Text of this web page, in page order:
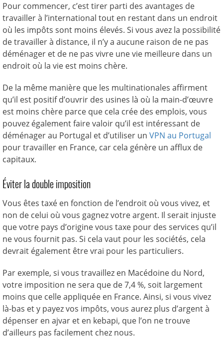
Pour commencer, c’est tirer parti des avantages de
travailler à l’international tout en restant dans un endroit
où les impôts sont moins élevés. Si vous avez la possibilité
de travailler à distance, il n’y a aucune raison de ne pas
déménager et de ne pas vivre une vie meilleure dans un
endroit où la vie est moins chère.
De la même manière que les multinationales affirment
qu’il est positif d’ouvrir des usines là où la main-d’œuvre
est moins chère parce que cela crée des emplois, vous
pouvez également faire valoir qu’il est intéressant de
déménager au Portugal et d’utiliser un VPN au Portugal
pour travailler en France, car cela génère un afflux de
capitaux.
Éviter la double imposition
Vous êtes taxé en fonction de l’endroit où vous vivez, et
non de celui où vous gagnez votre argent. Il serait injuste
que votre pays d’origine vous taxe pour des services qu’il
ne vous fournit pas. Si cela vaut pour les sociétés, cela
devrait également être vrai pour les particuliers.
Par exemple, si vous travaillez en Macédoine du Nord,
votre imposition ne sera que de 7,4 %, soit largement
moins que celle appliquée en France. Ainsi, si vous vivez
là-bas et y payez vos impôts, vous aurez plus d’argent à
dépenser en ajvar et en kebapi, que l’on ne trouve
d’ailleurs pas facilement chez nous.